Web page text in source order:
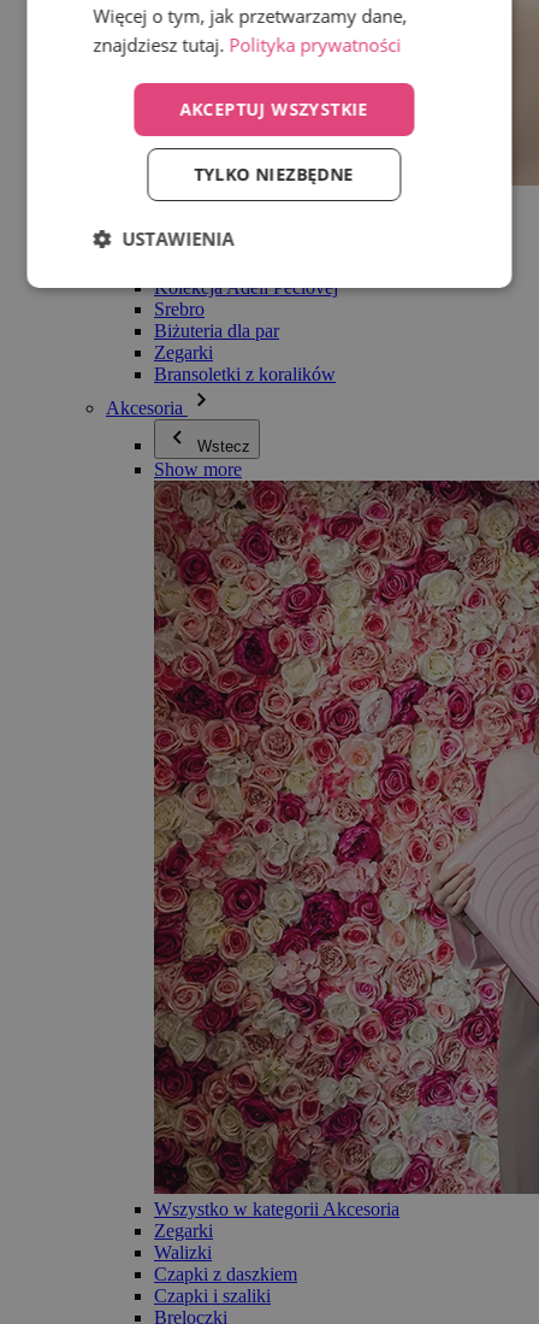
Wszystko w kategorii Biżuteria
Bransoletki
Kolekcja Adéli Pečlovej
Srebro
Biżuteria dla par
Zegarki
Bransoletki z koralików
Akcesoria
Wstecz
Show more
Wszystko w kategorii Akcesoria
Zegarki
Walizki
Czapki z daszkiem
Czapki i szaliki
Breloczki
Więcej o tym, jak przetwarzamy dane,
znajdziesz tutaj. Polityka prywatności
AKCEPTUJ WSZYSTKIE
TYLKO NIEZBĘDNE
USTAWIENIA